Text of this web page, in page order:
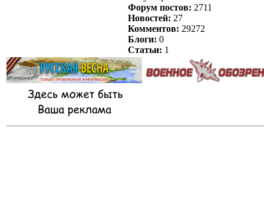
Форум постов: 2711
Новостей: 27
Комментов: 29272
Блоги: 0
Статьи: 1